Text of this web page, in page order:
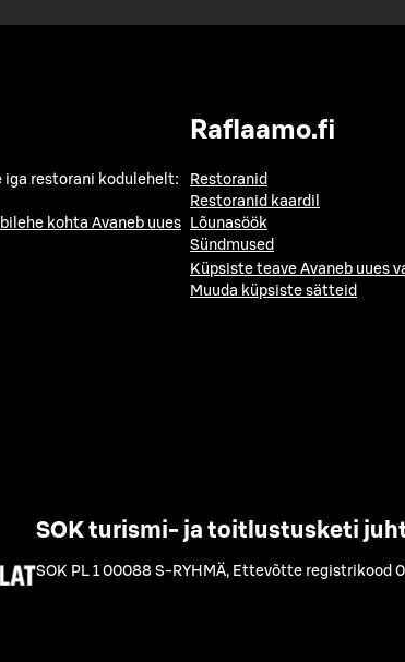
iga restorani kodulehelt:
kohta Avaneb uues
Raflaamo.fi
Restoranid
Restoranid kaardil
Lõunasöök
Sündmused
Küpsiste teave Avaneb uues
Muuda küpsiste sätteid
SOK turismi- ja toitlustusketi
SOK PL 1 00088 S-RYHMÄ, Ettevõtte registrikood